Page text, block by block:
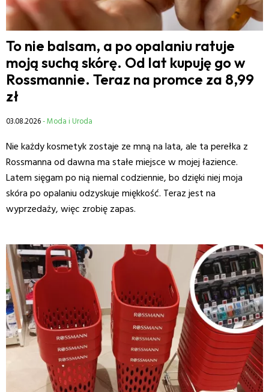
To nie balsam, a po opalaniu ratuje
moją suchą skórę. Od lat kupuję go w
Rossmannie. Teraz na promce za 8,99
zł
03.08.2026- Moda i Uroda
Nie każdy kosmetyk zostaje ze mną na lata, ale ta perełka z
Rossmanna od dawna ma stałe miejsce w mojej łazience.
Latem sięgam po nią niemal codziennie, bo dzięki niej moja
skóra po opalaniu odzyskuje miękkość. Teraz jest na
wyprzedaży, więc zrobię zapas.